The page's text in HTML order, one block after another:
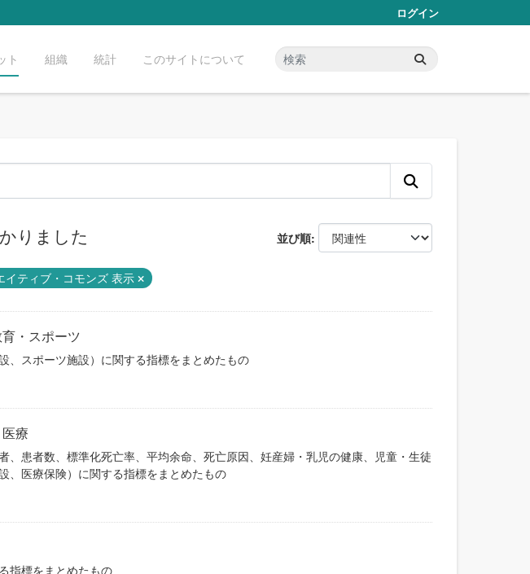
ログイン
ト 組織 統計 このサイトについて
並び順
りました
イティブ・コモンズ 表示
・スポーツ
、スポーツ施設）に関する指標をまとめたもの
療
、患者数、標準化死亡率、平均余命、死亡原因、妊産婦・乳児の健康、児童・生徒
、医療保険）に関する指標をまとめたもの
指標をまとめたもの